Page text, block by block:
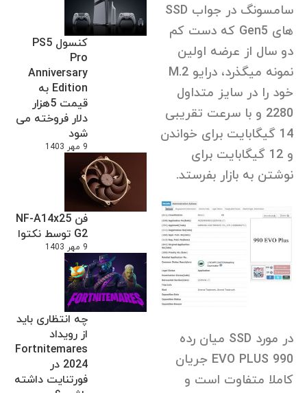
کنسول PS5
Pro
Anniversary
Edition به
قیمت 5هزار
دلار فروخته می
شود
9 مهر 1403
فن NF-A14x25
G2 توسط نکتوا
9 مهر 1403
چه انتظاری باید
از رویداد
Fortnitemares
2024 در
فورتنایت داشته
سامسونگ در جواب SSD
های Gen5 که دست کم
دو سال از عرضه اولین
نمونه میگذرد، درایو M.2
خود را در سایز متداول
2280 و با سرعت تقریبی
14 گیگابایت برای خواندن
و 12 گیگابایت برای
نوشتن به بازار بفرستد.
در مورد SSD میان رده
990 EVO PLUS جریان
کاملا متفاوت است و